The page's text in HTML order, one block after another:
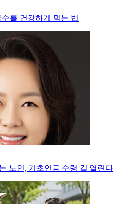
를 건강하게 먹는 법
노인, 기초연금 수령 길 열린다